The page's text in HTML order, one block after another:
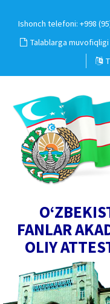
Ishonch telefoni: +998
Talablarga muvofiqligi
FANLAR
OLIY